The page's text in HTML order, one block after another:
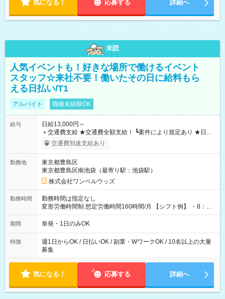
気になる！ 応募する 詳細へ
未読
人気イベントも！好きな場所で働けるイベント
スタッフ☆来社不要！働いたその日に給料もら
える日払い/T1
アルバイト 職種未経験OK
給与
日給13,000円～
＋交通費支給 ★交通費全額支給！ ┗案件により規定あり ★日払
いOK！（規定あり） ┗働いたその日に現金GET♪ お仕事後はコ
ンビニATMから 日払い分を引き落とせます！ 【試用期間】試
交通費別途支給あり
勤務地
東京都豊島区
東京都豊島区南池袋（最寄り駅：池袋駅）
株式会社ワンベルウッズ
勤務時間
勤務時間は指定なし
変形労働時間制 想定労働時間160時間/月 【シフト例】 ・8：00
～21：00
期間 単発・1日のみOK
特徴
週1日からOK / 日払いOK / 副業・WワークOK / 10名以上の大量
募集
気になる！ 応募する 詳細へ